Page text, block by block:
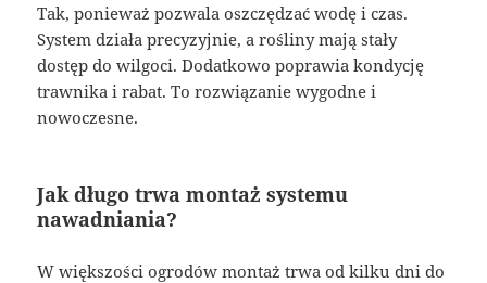
Tak, ponieważ pozwala oszczędzać wodę i czas.
System działa precyzyjnie, a rośliny mają stały
dostęp do wilgoci. Dodatkowo poprawia kondycję
trawnika i rabat. To rozwiązanie wygodne i
nowoczesne.
Jak długo trwa montaż systemu
nawadniania?
W większości ogrodów montaż trwa od kilku dni do